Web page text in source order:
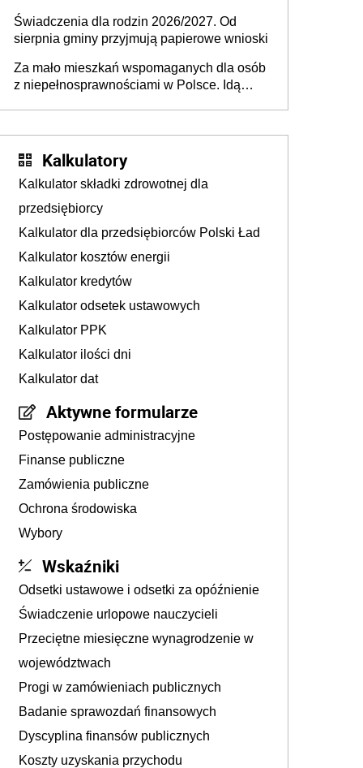
Świadczenia dla rodzin 2026/2027. Od
sierpnia gminy przyjmują papierowe wnioski
Za mało mieszkań wspomaganych dla osób
z niepełnosprawnościami w Polsce. Idą
Kalkulatory
Kalkulator składki zdrowotnej dla
przedsiębiorcy
Kalkulator dla przedsiębiorców Polski Ład
Kalkulator kosztów energii
Kalkulator kredytów
Kalkulator odsetek ustawowych
Kalkulator PPK
Kalkulator ilości dni
Kalkulator dat
Aktywne formularze
Postępowanie administracyjne
Finanse publiczne
Zamówienia publiczne
Ochrona środowiska
Wybory
Wskaźniki
Odsetki ustawowe i odsetki za opóźnienie
Świadczenie urlopowe nauczycieli
Przeciętne miesięczne wynagrodzenie w
województwach
Progi w zamówieniach publicznych
Badanie sprawozdań finansowych
Dyscyplina finansów publicznych
Koszty uzyskania przychodu